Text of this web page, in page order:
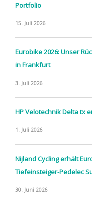
Portfolio
15. Juli 2026
Eurobike 2026: Unser
in Frankfurt
3. Juli 2026
HP Velotechnik Delta tx
1. Juli 2026
Nijland Cycling erhält
Tiefeinsteiger-Pedelec
30. Juni 2026